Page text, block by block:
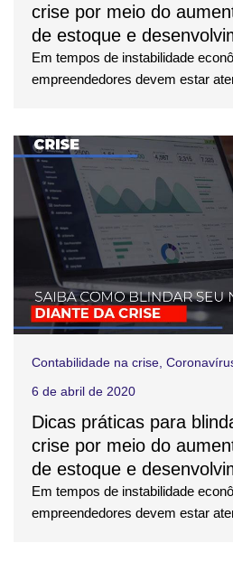
crise por meio do
de estoque e
Em tempos de instabilidade
empreendedores devem estar
Contabilidade na crise,
6 de abril de 2020
Dicas práticas para
crise por meio do
de estoque e
Em tempos de instabilidade
empreendedores devem estar